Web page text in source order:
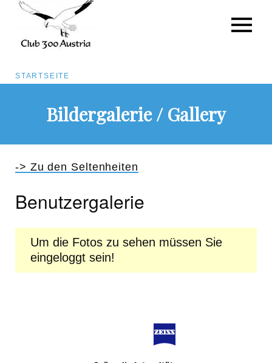
Inhalt
Pfadnavigation
STARTSEITE
Bildergalerie / Gallery
-> Zu den Seltenheiten
Benutzergalerie
Um die Fotos zu sehen müssen Sie
eingeloggt sein!